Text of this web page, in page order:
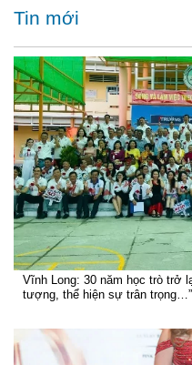
Tin mới
Vĩnh Long: 30 năm học trò trở
tượng, thể hiện sự trân trọng…”